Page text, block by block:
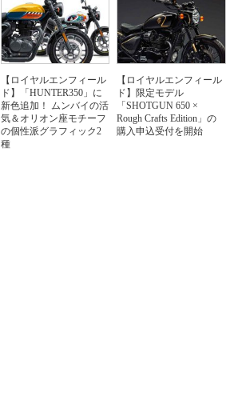
【ロイヤルエンフィール
ド】「HUNTER350」に
新色追加！ ムンバイの活
気＆オリオン座モチーフ
の個性派グラフィック2
種
【ロイヤルエンフィール
ド】限定モデル
「SHOTGUN 650 ×
Rough Crafts Edition」の
購入申込受付を開始